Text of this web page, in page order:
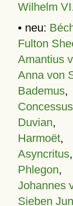
Wilhelm
• neu:
Fulton
Amantius
Anna von
Bademus,
Duvian,
Harmoët,
Asyncritus,
Phlegon,
Johannes
Sieben